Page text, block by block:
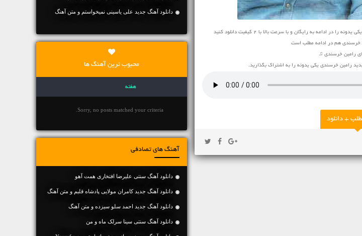
به رایگان و با سرعت بالا با 2 کیفیت دانلود کنید
خرسندی هم در ادامه مطلب است
رامین خرسندی ♫
رامین خرسندی یکی یدونه را به اشتراک بگذارید.
+ دانلود
دانلود آهنگ جديد علی یاسینی نمیخواستم و متن آهنگ
محبوب ترین آهنگ ها
هفته
Sorry, no posts matched your criteria.
آهنگ های تصادفی
دانلود آهنگ سنتی علیرضا افتخاری همت آهو
دانلود آهنگ جديد کامران مولایی پادشاه قلبم و متن آهنگ
دانلود آهنگ جديد احمد سلو سیزده و متن آهنگ
دانلود آهنگ سنتی سینا سرلک ماه و من